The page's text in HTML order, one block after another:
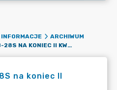
ARCHIWUM
SPRAWOZDANIE RB-28S NA KONIEC II KWARTAŁU 2023R.
na koniec II